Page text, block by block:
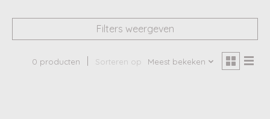
Filters weergeven
0 producten Sorteren op Meest bekeken